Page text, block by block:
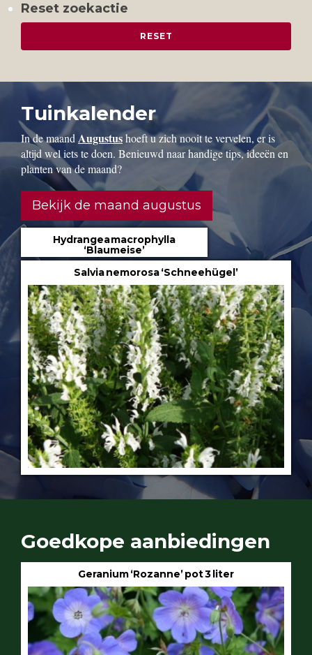
Reset zoekactie
Tuinkalender
In de maand Augustushoeft u zich nooit te vervelen, er is
altijd wel iets te doen. Benieuwd naar handige tips, ideeën en
planten van de maand?
Bekijk de maand augustus
Hydrangea macrophylla
‘Blaumeise’
Salvia nemorosa ‘Schneehügel’
Goedkope aanbiedingen
Geranium ‘Rozanne’ pot 3 liter